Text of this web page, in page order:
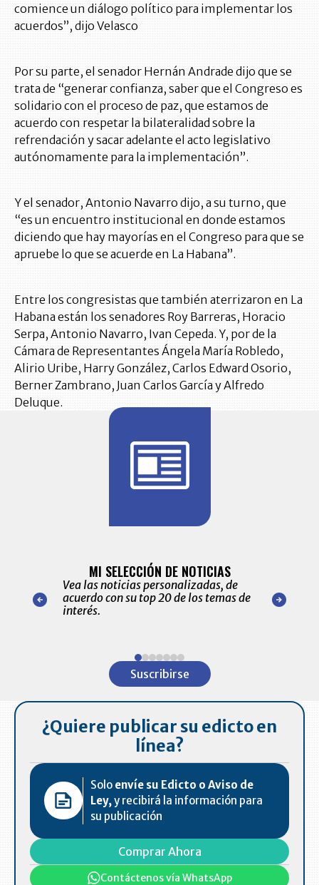
comience un diálogo político para implementar los
acuerdos”, dijo Velasco
Por su parte, el senador Hernán Andrade dijo que se
trata de “generar confianza, saber que el Congreso es
solidario con el proceso de paz, que estamos de
acuerdo con respetar la bilateralidad sobre la
refrendación y sacar adelante el acto legislativo
autónomamente para la implementación”.
Y el senador, Antonio Navarro dijo, a su turno, que
“es un encuentro institucional en donde estamos
diciendo que hay mayorías en el Congreso para que se
apruebe lo que se acuerde en La Habana”.
Entre los congresistas que también aterrizaron en La
Habana están los senadores Roy Barreras, Horacio
Serpa, Antonio Navarro, Ivan Cepeda. Y, por de la
Cámara de Representantes Ángela María Robledo,
Alirio Uribe, Harry González, Carlos Edward Osorio,
Berner Zambrano, Juan Carlos García y Alfredo
Deluque.
nuestro
para
MI SELECCIÓN DE NOTICIAS
Vea las noticias personalizadas, de
acuerdo con su top 20 de los temas de
interés.
de las
Suscribirse
¿Quiere publicar su edicto en
línea?
Solo envíe su Edicto o Aviso de
Ley,y recibirá la información para
su publicación
Comprar Ahora
Contáctenos vía WhatsApp